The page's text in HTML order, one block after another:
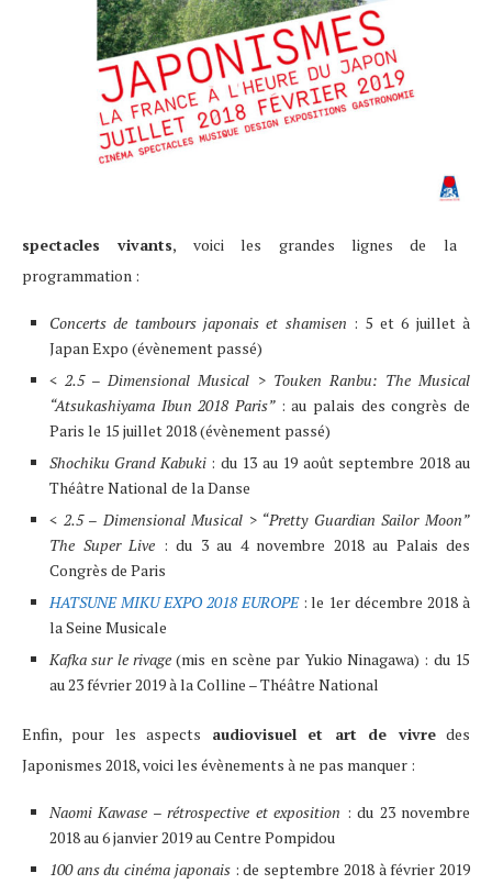
spectacles vivants, voici les grandes lignes de la
programmation :
Concerts de tambours japonais et shamisen : 5 et 6 juillet à
Japan Expo (évènement passé)
< 2.5 – Dimensional Musical > Touken Ranbu: The Musical
“Atsukashiyama Ibun 2018 Paris” : au palais des congrès de
Paris le 15 juillet 2018 (évènement passé)
Shochiku Grand Kabuki: du 13 au 19 août septembre 2018 au
Théâtre National de la Danse
< 2.5 – Dimensional Musical > “Pretty Guardian Sailor Moon”
The Super Live : du 3 au 4 novembre 2018 au Palais des
Congrès de Paris
HATSUNE MIKU EXPO 2018 EUROPE: le 1er décembre 2018 à
la Seine Musicale
Kafka sur le rivage (mis en scène par Yukio Ninagawa) : du 15
au 23 février 2019 à la Colline – Théâtre National
Enfin, pour les aspects audiovisuel et art de vivredes
Japonismes 2018, voici les évènements à ne pas manquer :
Naomi Kawase – rétrospective et exposition : du 23 novembre
2018 au 6 janvier 2019 au Centre Pompidou
100 ans du cinéma japonais: de septembre 2018 à février 2019